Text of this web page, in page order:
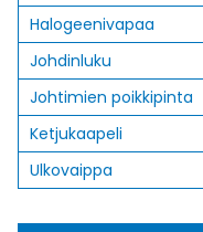
Halogeenivapaa
Johdinluku
Johtimien poikkipinta
Ketjukaapeli
Ulkovaippa